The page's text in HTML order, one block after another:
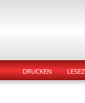
DRUCKEN